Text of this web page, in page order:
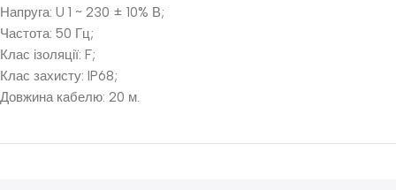
Напруга: U 1 ~ 230 ± 10% В;
Частота: 50 Гц;
Клас ізоляції: F;
Клас захисту: IP68;
Довжина кабелю: 20 м.